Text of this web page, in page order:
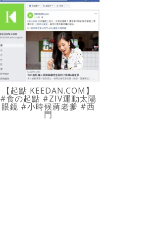
【起點 KEEDAN.COM】
#食の起點 #ZIV運動太陽
眼鏡 #小時候蔣老爹 #西
門